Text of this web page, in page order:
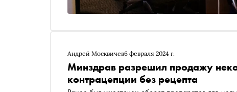
Андрей Москвичев6 февраля 2024 г.
Минздрав разрешил продажу
контрацепции без рецепта